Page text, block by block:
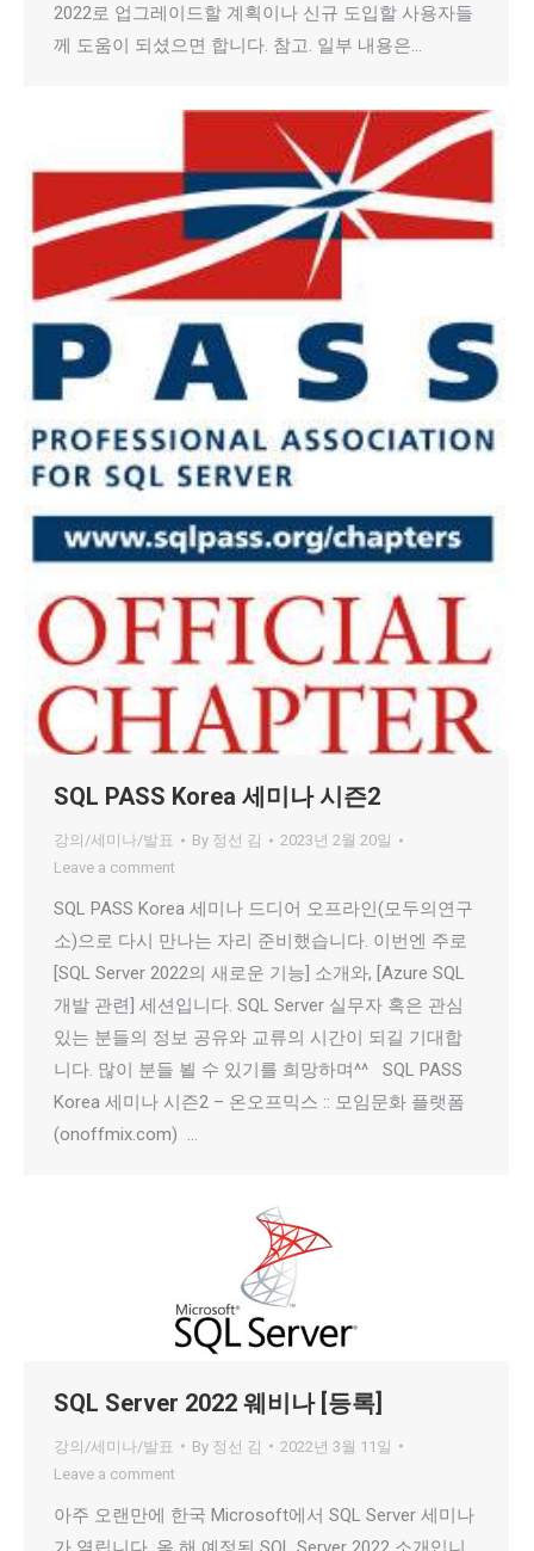
2022로 업그레이드할 계획이나 신규 도입할 사용자들
께 도움이 되셨으면 합니다. 참고. 일부 내용은…
SQL PASS Korea 세미나 시즌2
강의/세미나/발표 By 정선 김
2023년 2월 20일
Leave a comment
SQL PASS Korea 세미나 드디어 오프라인(모두의연구
소)으로 다시 만나는 자리 준비했습니다. 이번엔 주로
[SQL Server 2022의 새로운 기능] 소개와, [Azure SQL
개발 관련] 세션입니다. SQL Server 실무자 혹은 관심
있는 분들의 정보 공유와 교류의 시간이 되길 기대합
니다. 많이 분들 뵐 수 있기를 희망하며^^ SQL PASS
Korea 세미나 시즌2 – 온오프믹스 :: 모임문화 플랫폼
(onoffmix.com) …
SQL Server 2022 웨비나 [등록]
강의/세미나/발표 By 정선 김
2022년 3월 11일
Leave a comment
아주 오랜만에 한국 Microsoft에서 SQL Server 세미나